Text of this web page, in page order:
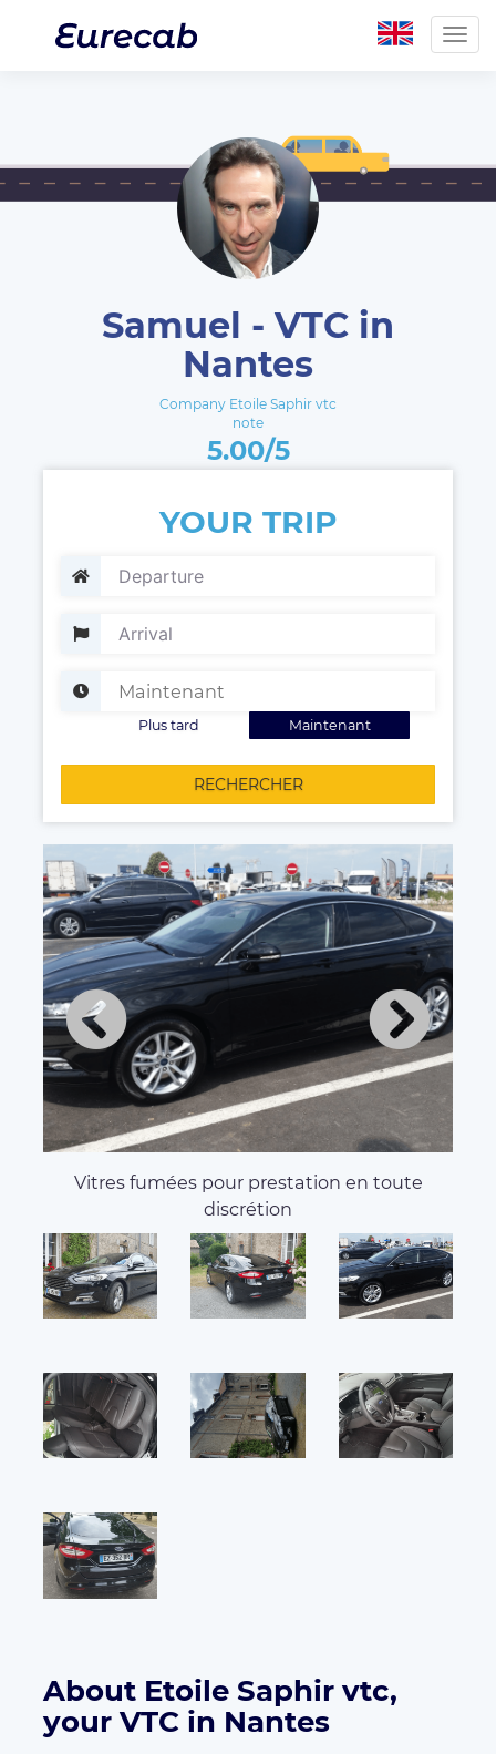
Samuel - VTC in
Nantes
Company Etoile Saphir vtc
note
5.00/5
YOUR TRIP
Maintenant
Plus tard
RECHERCHER
Vitres fumées pour prestation en toute
discrétion
About Etoile Saphir vtc,
your VTC in Nantes